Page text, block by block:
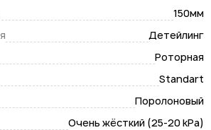
150мм
Детейлинг
Роторная
Standart
Поролоновый
Очень жёсткий (25-20 kPa)